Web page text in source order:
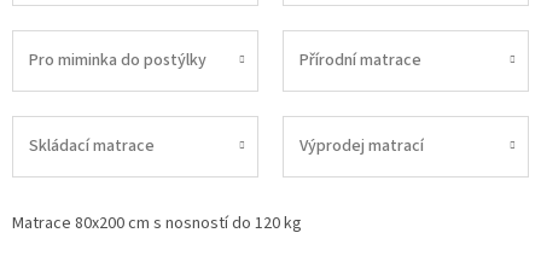
Pro miminka do postýlky Přírodní matrace
Skládací matrace Výprodej matrací
Matrace 80x200 cm s nosností do 120 kg